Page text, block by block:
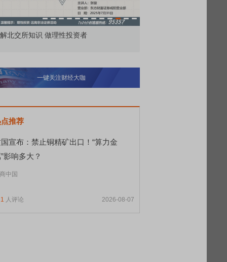
知识 做理性投资者
一键关注财经大咖
推荐
宣布：禁止铜精矿出口！“算力金
影响多大？
中国
人评论 2026-08-07